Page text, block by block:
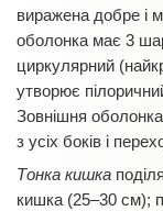
виражена добре і
оболонка має 3
циркулярний
утворює
Зовнішня
з усіх боків і
Тонка кишка
кишка (25–30 см);